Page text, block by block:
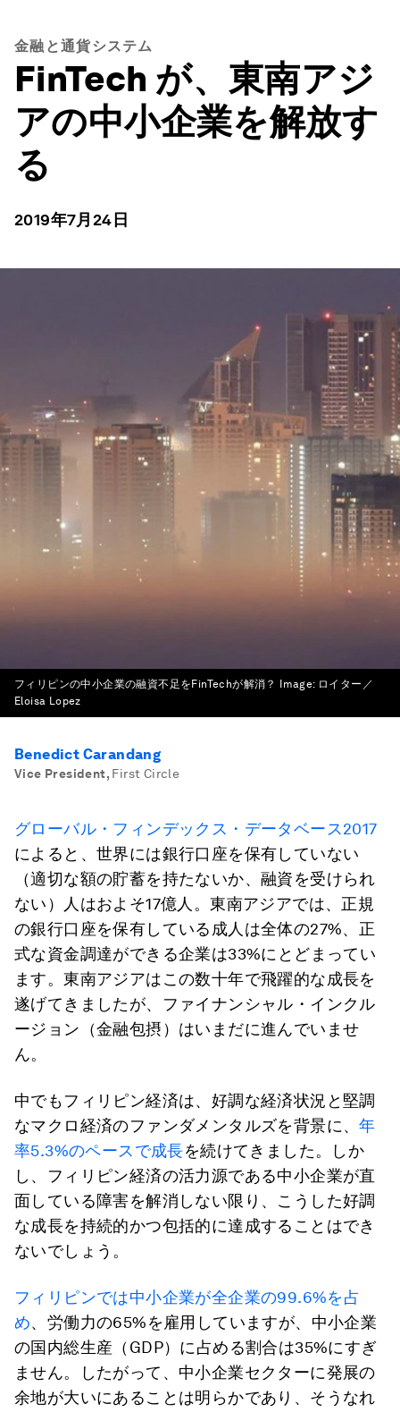
金融と通貨システム
FinTech が、東南アジ
アの中小企業を解放す
る
2019年7月24日
フィリピンの中小企業の融資不足をFinTechが解消？ Image: ロイター／
Eloisa Lopez
Benedict Carandang
Vice President, First Circle
グローバル・フィンデックス・データベース2017
によると、世界には銀行口座を保有していない
（適切な額の貯蓄を持たないか、融資を受けられ
ない）人はおよそ17億人。東南アジアでは、正規
の銀行口座を保有している成人は全体の27%、正
式な資金調達ができる企業は33%にとどまってい
ます。東南アジアはこの数十年で飛躍的な成長を
遂げてきましたが、ファイナンシャル・インクル
ージョン（金融包摂）はいまだに進んでいませ
ん。
中でもフィリピン経済は、好調な経済状況と堅調
なマクロ経済のファンダメンタルズを背景に、年
率5.3%のペースで成長を続けてきました。しか
し、フィリピン経済の活力源である中小企業が直
面している障害を解消しない限り、こうした好調
な成長を持続的かつ包括的に達成することはでき
ないでしょう。
フィリピンでは中小企業が全企業の99.6%を占
め、労働力の65%を雇用していますが、中小企業
の国内総生産（GDP）に占める割合は35%にすぎ
ません。したがって、中小企業セクターに発展の
余地が大いにあることは明らかであり、そうなれ